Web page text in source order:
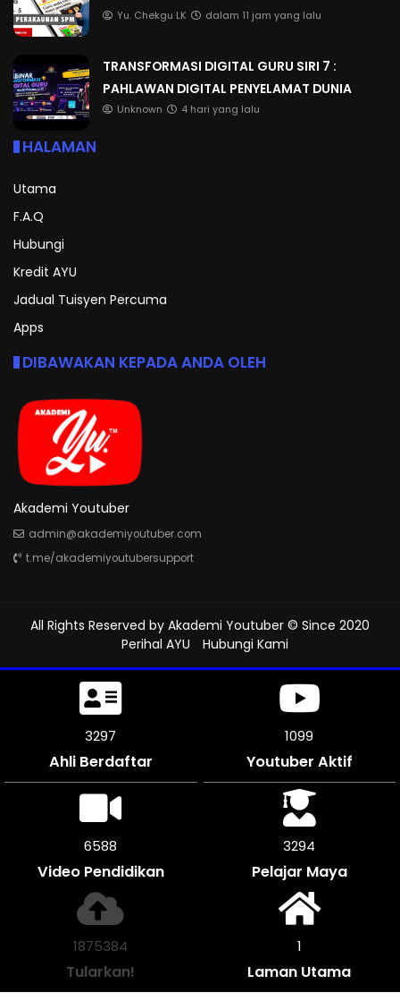
Yu. Chekgu LK dalam 11 jam yang lalu
TRANSFORMASI DIGITAL GURU SIRI 7 :
PAHLAWAN DIGITAL PENYELAMAT DUNIA
Unknown 4 hari yang lalu
HALAMAN
Utama
F.A.Q
Hubungi
Kredit AYU
Jadual Tuisyen Percuma
Apps
DIBAWAKAN KEPADA ANDA OLEH
Akademi Youtuber
admin@akademiyoutuber.com
t.me/akademiyoutubersupport
All Rights Reserved by Akademi Youtuber © Since 2020
Perihal AYU
Hubungi Kami
3660
Ahli Berdaftar
1220
Youtuber Aktif
7320
Video Pendidikan
3657
Pelajar Maya
2082052
Tularkan!
1
Laman Utama